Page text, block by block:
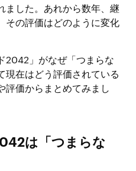
ました。あれから数年、継
その評価はどのように変化
2042」がなぜ「つまらな
現在はどう評価されている
評価からまとめてみまし
は「つまらな